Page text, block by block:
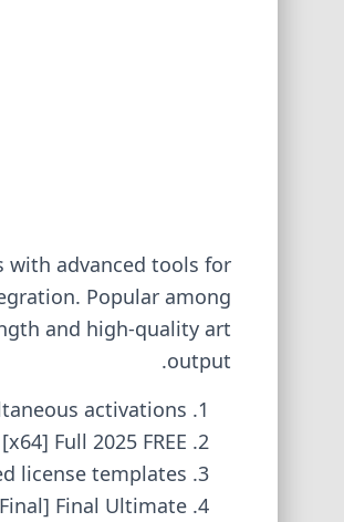
with advanced tools for
Popular among
and high-quality art
output.
activations
Full 2025 FREE
license templates
Final Ultimate